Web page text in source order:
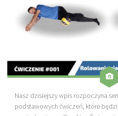
Nasz dzisiejszy wpis rozpoczyna
podstawowych ćwiczeń, które